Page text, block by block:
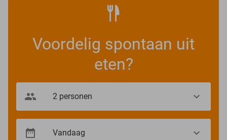
Voordelig spontaan uit
eten?